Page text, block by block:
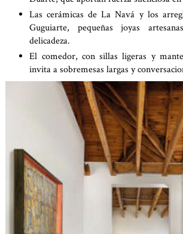
Las cerámicas de La Navá y los
Guguiarte, pequeñas joyas
delicadeza.
El comedor, con sillas ligeras y
invita a sobremesas largas y